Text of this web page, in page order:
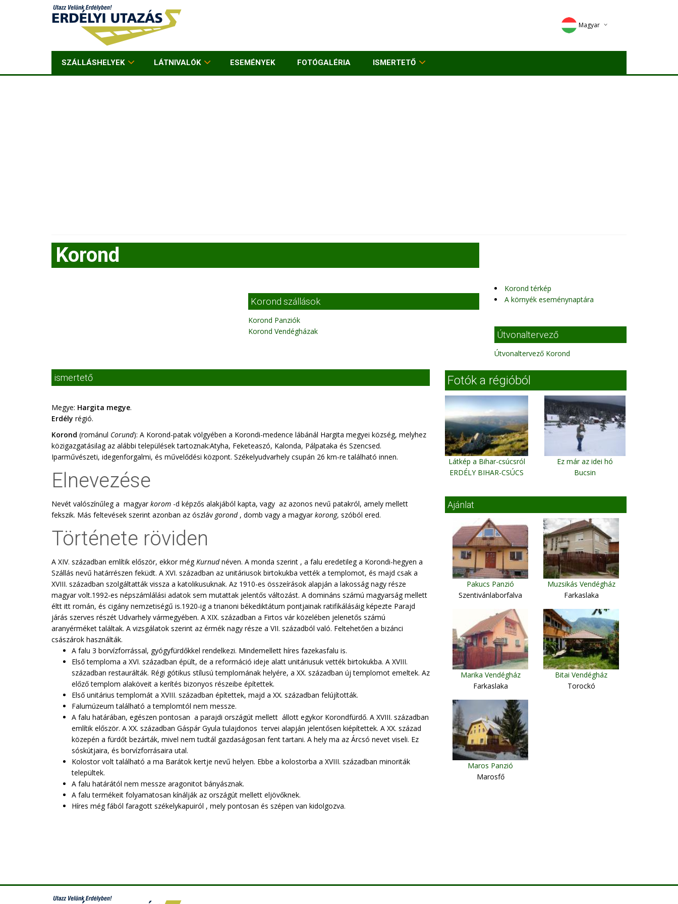
Magyar
Deutsch
SZÁLLÁSHELYEK LÁTNIVALÓK ESEMÉNYEK FOTÓGALÉRIA ISMERTETŐ
Korond
Korond szállások
Korond Panziók
Korond Vendégházak
Korond térkép
A környék eseménynaptára
Útvonaltervező
Útvonaltervező Korond
ismertető
Megye: Hargita megye.
Erdély régió.
Korond (románul Corund): A Korond-patak völgyében a Korondi-medence lábánál Hargita megyei község, melyhez
közigazgatásilag az alábbi települések tartoznak:Atyha, Feketeaszó, Kalonda, Pálpataka és Szencsed.
Iparművészeti, idegenforgalmi, és művelődési központ. Székelyudvarhely csupán 26 km-re található innen.
Elnevezése
Nevét valószínűleg a magyarkorom -d képzős alakjából kapta, vagy az azonos nevű patakról, amely mellett
fekszik. Más feltevések szerint azonban az ószláv gorond, domb vagy a magyarkorong, szóból ered.
Története röviden
A XIV. században említik először, ekkor mégKurnudnéven. A monda szerint , a falu eredetileg a Korondi-hegyen a
Szállás nevű határrészen feküdt. A XVI. században az unitáriusok birtokukba vették a templomot, és majd csak a
XVIII. században szolgáltatták vissza a katolikusuknak. Az 1910-es összeírások alapján a lakosság nagy része
magyar volt.1992-es népszámlálási adatok sem mutattak jelentős változást. A domináns számú magyarság mellett
éltt itt román, és cigány nemzetiségű is.1920-ig a trianoni békediktátum pontjainak ratifikálásáig képezte Parajd
járás szerves részét Udvarhely vármegyében. A XIX. században a Firtos vár közelében jelenetős számú
aranyérméket találtak. A vizsgálatok szerint az érmék nagy része a VII. századból való. Feltehetően a bizánci
császárok használták.
A falu 3 borvízforrással, gyógyfürdőkkel rendelkezi. Mindemellett híres fazekasfalu is.
Első temploma a XVI. században épült, de a reformáció ideje alatt unitáriusuk vették birtokukba. A XVIII.
században restaurálták. Régi gótikus stílusú templomának helyére, a XX. században új templomot emeltek. Az
előző templom alaköveit a kerítés bizonyos részeibe építettek.
Első unitárius templomát a XVIII. században építettek, majd a XX. században felújították.
Falumúzeum található a templomtól nem messze.
A falu határában, egészen pontosan a parajdi országút mellett állott egykor Korondfürdő. A XVIII. században
említik először. A XX. században Gáspár Gyula tulajdonos tervei alapján jelentősen kiépítettek. A XX. század
közepén a fürdőt bezárták, mivel nem tudtál gazdaságosan fent tartani. A hely ma az Árcsó nevet viseli. Ez
sóskútjaira, és borvízforrásaira utal.
Kolostor volt található a ma Barátok kertje nevű helyen. Ebbe a kolostorba a XVIII. században minoriták
települtek.
A falu határától nem messze aragonitot bányásznak.
A falu termékeit folyamatosan kínálják az országút mellett eljövőknek.
Híres még fából faragott székelykapuiról , mely pontosan és szépen van kidolgozva.
Fotók a régióból
Látkép a Bihar-csúcsról
ERDÉLY BIHAR-CSÚCS
Ez már az idei hó
Bucsin
Ajánlat
Pakucs Panzió
Szentivánlaborfalva
Muzsikás Vendégház
Farkaslaka
Marika Vendégház
Farkaslaka
Bitai Vendégház
Torockó
Maros Panzió
Marosfő